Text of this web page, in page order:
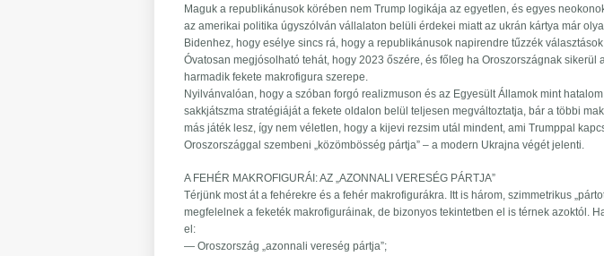
Maguk a republikánusok körében nem Trump logikája az egyetlen, és egyes
az amerikai politika úgyszólván vállalaton belüli érdekei miatt az ukrán kártya már
Bidenhez, hogy esélye sincs rá, hogy a republikánusok napirendre tűzzék
Óvatosan megjósolható tehát, hogy 2023 őszére, és főleg ha Oroszországnak
harmadik fekete makrofigura szerepe.
Nyilvánvalóan, hogy a szóban forgó realizmuson és az Egyesült Államok mint
sakkjátszma stratégiáját a fekete oldalon belül teljesen megváltoztatja, bár a többi
más játék lesz, így nem véletlen, hogy a kijevi rezsim utál mindent, ami Trumppal
Oroszországgal szembeni „közömbösség pártja” – a modern Ukrajna végét jelenti.
A FEHÉR MAKROFIGURÁI: AZ „AZONNALI VERESÉG PÁRTJA”
Térjünk most át a fehérekre és a fehér makrofigurákra. Itt is három, szimmetrikus
megfelelnek a feketék makrofiguráinak, de bizonyos tekintetben el is térnek azoktól.
el:
— Oroszország „azonnali vereség pártja”;